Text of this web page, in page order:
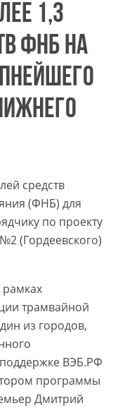
1,3
ФНБ НА
средств
(ФНБ) для
по проекту
(Гордеевского)
рамках
трамвайной
из городов,
ВЭБ.РФ
программы
Дмитрий